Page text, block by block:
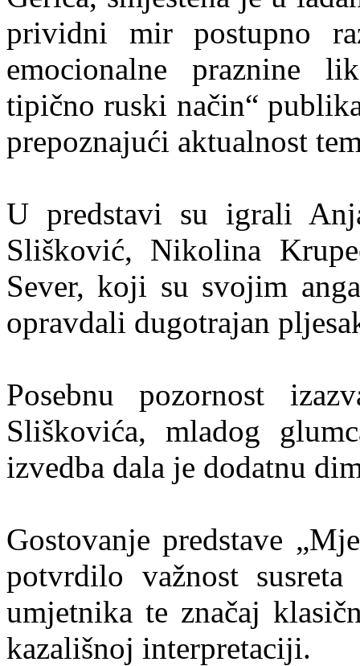
prividni mir postupno
emocionalne praznine
tipično ruski način“
prepoznajući aktualnost
U predstavi su igrali
Slišković, Nikolina
Sever, koji su svojim
opravdali dugotrajan
Posebnu pozornost
Sliškovića, mladog
izvedba dala je dodatnu
Gostovanje predstave
potvrdilo važnost
umjetnika te značaj
kazališnoj interpretaciji.